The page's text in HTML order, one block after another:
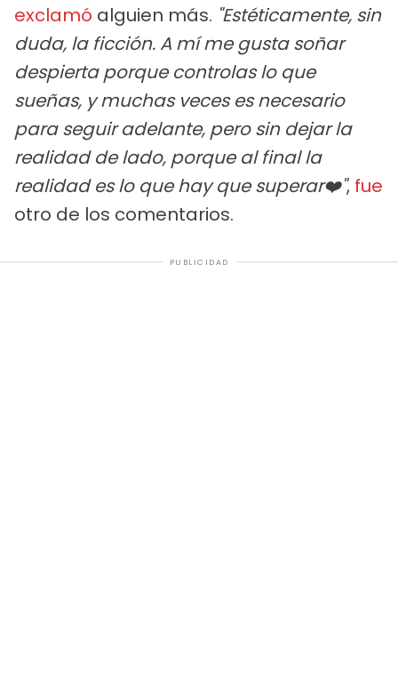
exclamó alguien más. "Estéticamente, sin
duda, la ficción. A mí me gusta soñar
despierta porque controlas lo que
sueñas, y muchas veces es necesario
para seguir adelante, pero sin dejar la
realidad de lado, porque al final la
realidad es lo que hay que superar❤️", fue
otro de los comentarios.
PUBLICIDAD